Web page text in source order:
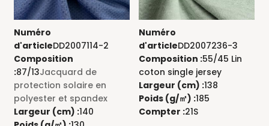
Numéro
d'articleDD2007114-2
Composition
:87/13Jacquard de
protection solaire en
polyester et spandex
Largeur (cm) :140
Numéro
d'articleDD2007236-3
Composition :55/45 Lin
coton single jersey
Largeur (cm) :138
Poids (g/㎡) :185
Compter :21S